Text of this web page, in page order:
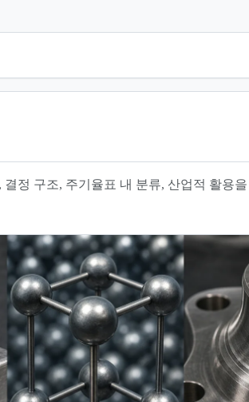
정 구조, 주기율표 내 분류, 산업적 활용
의
조